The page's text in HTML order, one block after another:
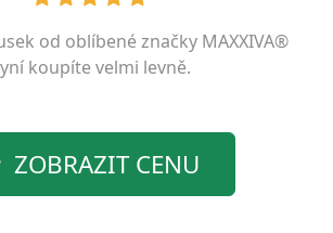
od oblíbené značky MAXXIVA®
koupíte velmi levně.
ZOBRAZIT CENU